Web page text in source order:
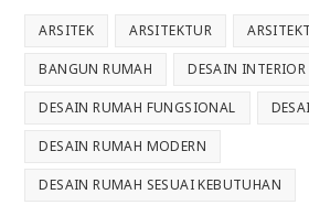
ARSITEK ARSITEKTUR
BANGUN RUMAH DESAIN INTERIOR
DESAIN RUMAH FUNGSIONAL
DESAIN RUMAH MODERN
DESAIN RUMAH SESUAI KEBUTUHAN